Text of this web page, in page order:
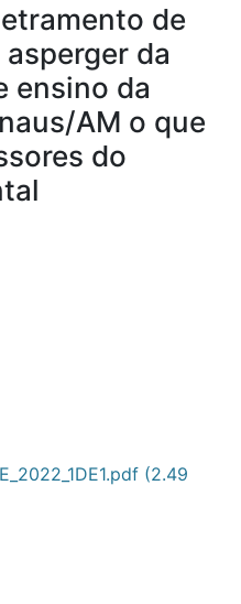
de
da
ensino da
AM o que
do
(2.49